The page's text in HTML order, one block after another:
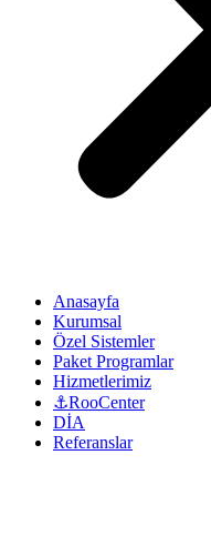
Anasayfa
Kurumsal
Özel Sistemler
Paket Programlar
Hizmetlerimiz
⚓RooCenter
DİA
Referanslar